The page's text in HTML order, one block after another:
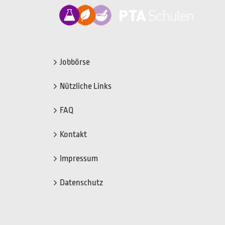
Jobbörse
Nützliche Links
FAQ
Kontakt
Impressum
Datenschutz